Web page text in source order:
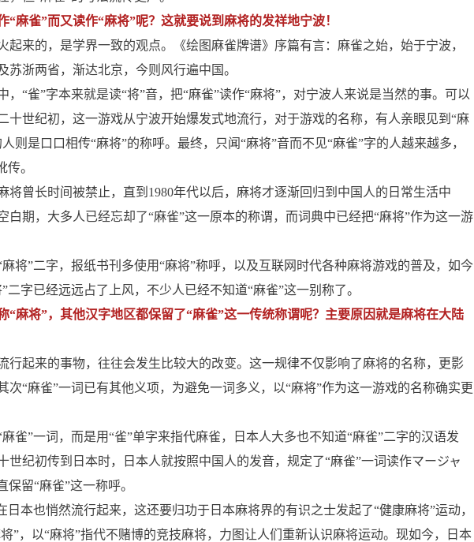
“麻雀”而又读作“麻将”呢？这就要说到麻将的发祥地宁波！
起来的，是学界一致的观点。《绘图麻雀牌谱》序篇有言：麻雀之始，始于宁波，
苏浙两省，渐达北京，今则风行遍中国。
，“雀”字本来就是读“将”音，把“麻雀”读作“麻将”，对宁波人来说是当然的事。可以
十世纪初，这一游戏从宁波开始爆发式地流行，对于游戏的名称，有人亲眼见到“麻
则是口口相传“麻将”的称呼。最终，只闻“麻将”音而不见“麻雀”字的人越来越多，
传。
将曾长时间被禁止，直到1980年代以后，麻将才逐渐回归到中国人的日常生活中
白期，大多人已经忘却了“麻雀”这一原本的称谓，而词典中已经把“麻将”作为这一游
将”二字，报纸书刊多使用“麻将”称呼，以及互联网时代各种麻将游戏的普及，如今
二字已经远远占了上风，不少人已经不知道“麻雀”这一别称了。
“麻将”，其他汉字地区都保留了“麻雀”这一传统称谓呢？主要原因就是麻将在大陆
行起来的事物，往往会发生比较大的改变。这一规律不仅影响了麻将的名称，更影
次“麻雀”一词已有其他义项，为避免一词多义，以“麻将”作为这一游戏的名称确实更
麻雀”一词，而是用“雀”单字来指代麻雀，日本人大多也不知道“麻雀”二字的汉语发
世纪初传到日本时，日本人就按照中国人的发音，规定了“麻雀”一词读作マージャ
保留“麻雀”这一称呼。
日本也悄然流行起来，这还要归功于日本麻将界的有识之士发起了“健康麻将”运动，
”，以“麻将”指代不赌博的竞技麻将，力图让人们重新认识麻将运动。现如今，日本